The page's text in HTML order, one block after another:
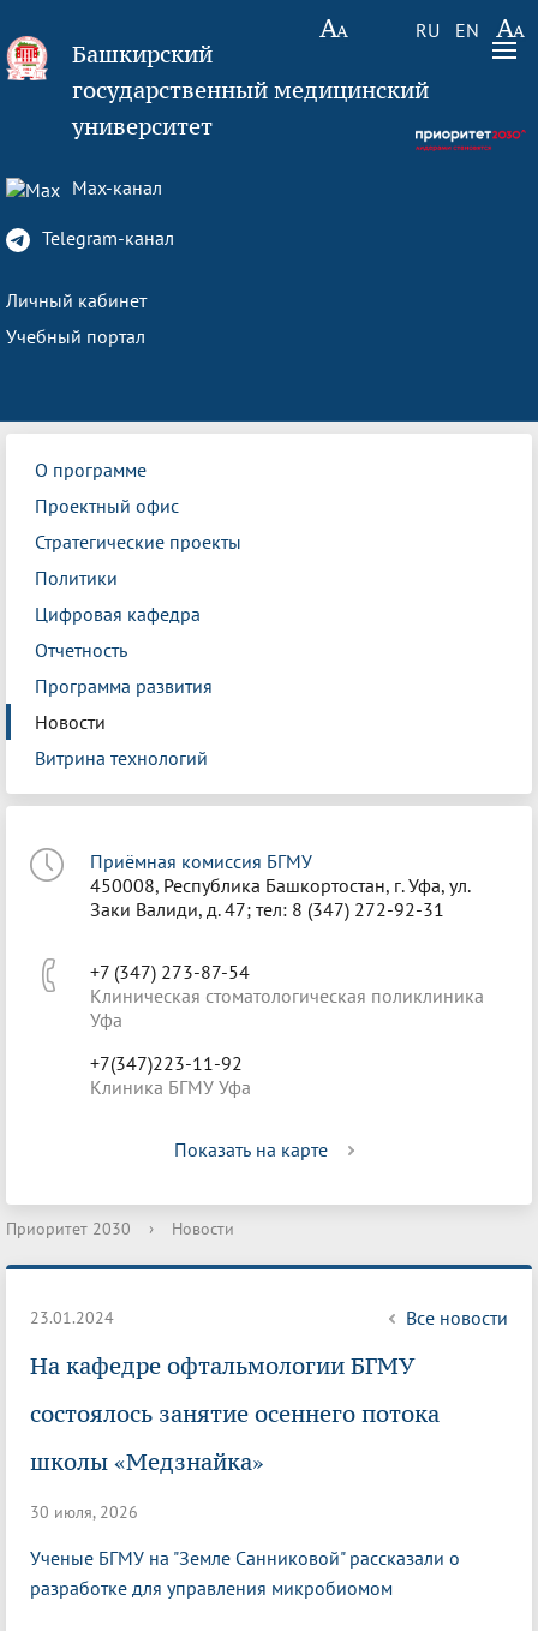
RU EN
Башкирский
государственный медицинский
университет
Max-канал
Telegram-канал
Личный кабинет
Учебный портал
О программе
Проектный офис
Стратегические проекты
Политики
Цифровая кафедра
Отчетность
Программа развития
Новости
Витрина технологий
Приёмная комиссия БГМУ
450008, Республика Башкортостан, г. Уфа, ул.
Заки Валиди, д. 47; тел: 8 (347) 272-92-31
+7 (347) 273-87-54
Клиническая стоматологическая поликлиника
Уфа
+7(347)223-11-92
Клиника БГМУ Уфа
Показать на карте
Приоритет 2030 › Новости
23.01.2024 Все новости
На кафедре офтальмологии БГМУ
состоялось занятие осеннего потока
школы «Медзнайка»
30 июля, 2026
Ученые БГМУ на "Земле Санниковой" рассказали о
разработке для управления микробиомом